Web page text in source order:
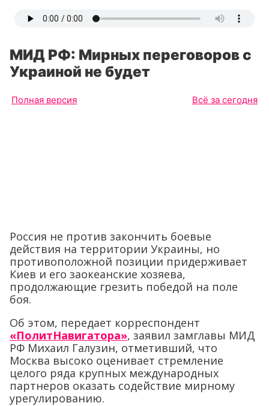
МИД РФ: Мирных переговоров с
Украиной не будет
Полная версия Всё за сегодня
Россия не против закончить боевые
действия на территории Украины, но
противоположной позиции придерживает
Киев и его заокеанские хозяева,
продолжающие грезить победой на поле
боя.
Об этом, передает корреспондент
«ПолитНавигатора», заявил замглавы МИД
РФ Михаил Галузин, отметивший, что
Москва высоко оценивает стремление
целого ряда крупных международных
партнеров оказать содействие мирному
урегулированию.